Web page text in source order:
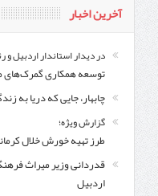
آخرین اخبار
در دیدار استاندار اردبیل
توسعه همکاری گمرک‌های
چابهار، جایی که دریا به
گزارش ویژه؛
طرز تهیه خورش خلال
قدردانی وزیر میراث
اردبیل